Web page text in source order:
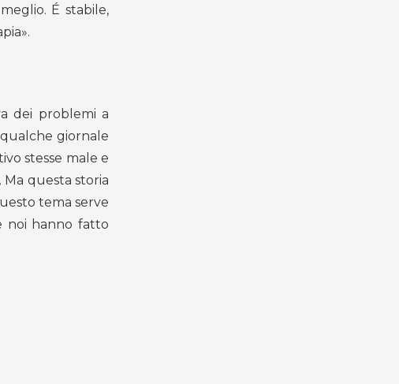
É stabile,
dei problemi a
giornale
stesse male e
Ma questa storia
tema serve
noi hanno fatto